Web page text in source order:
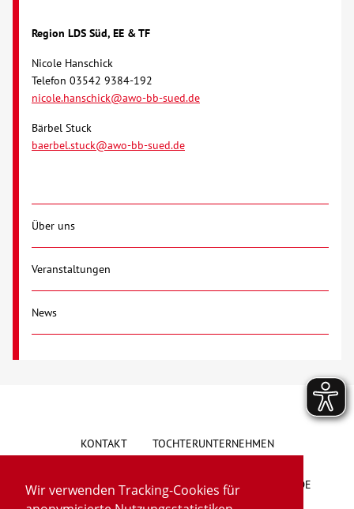
Wir verwenden Tracking-Cookies für
Region LDS Süd, EE & TF
Nicole Hanschick
Telefon 03542 9384-192
nicole.hanschick@awo-bb-sued.de
Bärbel Stuck
baerbel.stuck@awo-bb-sued.de
Über uns
Veranstaltungen
News
KONTAKT TOCHTERUNTERNEHMEN
HINWEISGEBERSYSTEM VORSCHLAG/BESCHWERDE